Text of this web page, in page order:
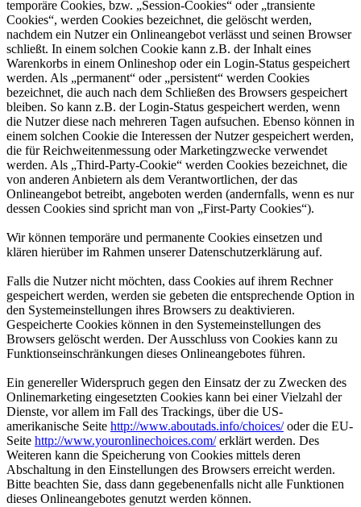
temporäre Cookies, bzw. „Session-Cookies“ oder „transiente
Cookies“, werden Cookies bezeichnet, die gelöscht werden,
nachdem ein Nutzer ein Onlineangebot verlässt und seinen Browser
schließt. In einem solchen Cookie kann z.B. der Inhalt eines
Warenkorbs in einem Onlineshop oder ein Login-Status gespeichert
werden. Als „permanent“ oder „persistent“ werden Cookies
bezeichnet, die auch nach dem Schließen des Browsers gespeichert
bleiben. So kann z.B. der Login-Status gespeichert werden, wenn
die Nutzer diese nach mehreren Tagen aufsuchen. Ebenso können in
einem solchen Cookie die Interessen der Nutzer gespeichert werden,
die für Reichweitenmessung oder Marketingzwecke verwendet
werden. Als „Third-Party-Cookie“ werden Cookies bezeichnet, die
von anderen Anbietern als dem Verantwortlichen, der das
Onlineangebot betreibt, angeboten werden (andernfalls, wenn es nur
dessen Cookies sind spricht man von „First-Party Cookies“).
Wir können temporäre und permanente Cookies einsetzen und
klären hierüber im Rahmen unserer Datenschutzerklärung auf.
Falls die Nutzer nicht möchten, dass Cookies auf ihrem Rechner
gespeichert werden, werden sie gebeten die entsprechende Option in
den Systemeinstellungen ihres Browsers zu deaktivieren.
Gespeicherte Cookies können in den Systemeinstellungen des
Browsers gelöscht werden. Der Ausschluss von Cookies kann zu
Funktionseinschränkungen dieses Onlineangebotes führen.
Ein genereller Widerspruch gegen den Einsatz der zu Zwecken des
Onlinemarketing eingesetzten Cookies kann bei einer Vielzahl der
Dienste, vor allem im Fall des Trackings, über die US-
amerikanische Seite http://www.aboutads.info/choices/oder die EU-
Seite http://www.youronlinechoices.com/erklärt werden. Des
Weiteren kann die Speicherung von Cookies mittels deren
Abschaltung in den Einstellungen des Browsers erreicht werden.
Bitte beachten Sie, dass dann gegebenenfalls nicht alle Funktionen
dieses Onlineangebotes genutzt werden können.